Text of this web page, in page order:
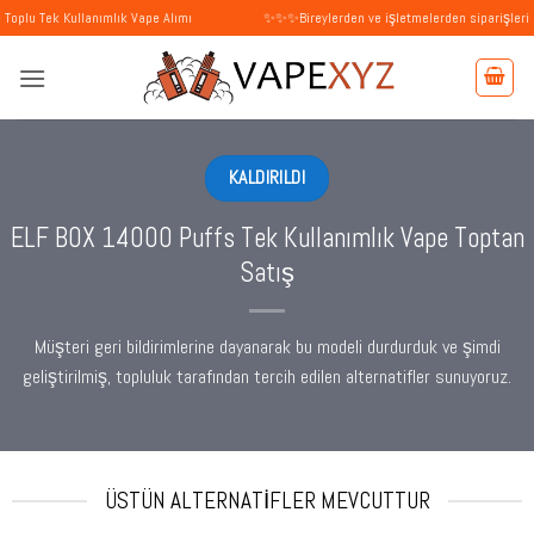
İçeriğe
atla
Vape Alımı ✨✨✨Bireylerden ve işletmelerden siparişleri kabul
KALDIRILDI
ELF BOX 14000 Puffs Tek Kullanımlık Vape Toptan
Satış
Müşteri geri bildirimlerine dayanarak bu modeli durdurduk ve şimdi
geliştirilmiş, topluluk tarafından tercih edilen alternatifler sunuyoruz.
ÜSTÜN ALTERNATIFLER MEVCUTTUR